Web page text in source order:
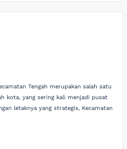
Tengah merupakan salah satu
kota, yang sering kali menjadi pusat
letaknya yang strategis, Kecamatan